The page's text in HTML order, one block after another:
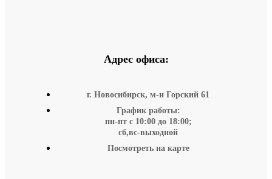
Адрес офиса:
г. Новосибирск, м-н Горский 61
График работы:
пн-пт с 10:00 до 18:00;
сб,вс-выходной
Посмотреть на карте